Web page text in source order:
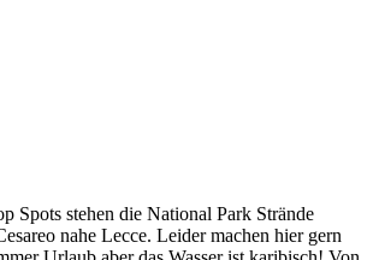
Spots stehen die National Park Strände
nahe Lecce. Leider machen hier gern